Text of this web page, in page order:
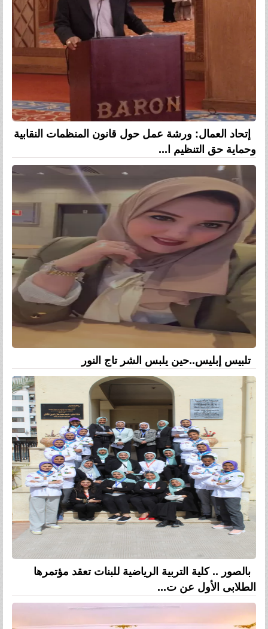
إتحاد العمال: ورشة عمل حول قانون المنظمات النقابية
وحماية حق التنظيم ا...
تلبيس إبليس..حين يلبس الشر تاج النور
بالصور .. كلية التربية الرياضية للبنات تعقد مؤتمرها
الطلابى الأول عن ت...